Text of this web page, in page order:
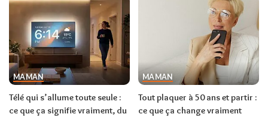
MAMAN
Télé qui s’allume toute seule :
ce que ça signifie vraiment, du
MAMAN
Tout plaquer à 50 ans et partir :
ce que ça change vraiment